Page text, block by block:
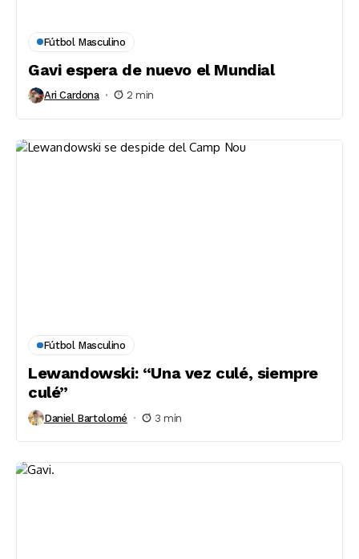
Fútbol Masculino
Gavi espera de nuevo el Mundial
Ari Cardona 2 min
Fútbol Masculino
Lewandowski: “Una vez culé, siempre
culé”
Daniel Bartolomé 3 min